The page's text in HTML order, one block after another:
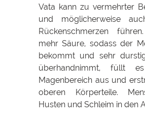
Vata kann zu vermehrter
und möglicherweise
Rückenschmerzen
mehr Säure, sodass der
bekommt und sehr
überhandnimmt, füllt
Magenbereich aus und
oberen Körperteile.
Husten und Schleim in den